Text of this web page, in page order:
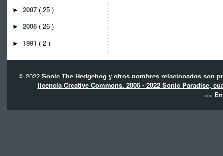
► 2007 ( 25 )
► 2006 ( 26 )
► 1991 ( 2 )
© 2022 Sonic The Hedgehog y otros nombres relacionados son
licencia Creative Commons. 2006 - 2022 Sonic Paradise,
==